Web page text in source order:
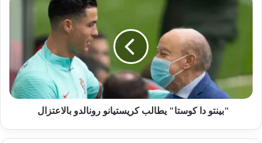
"بينتو دا كوستا" يطالب كريستيانو رونالدو بالاعتزال